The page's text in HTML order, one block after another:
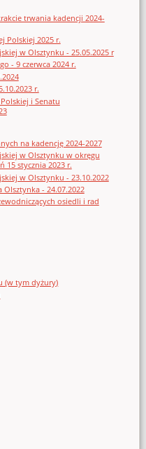
trwania kadencji 2024-
Polskiej 2025 r.
w Olsztynku - 25.05.2025 r
- 9 czerwca 2024 r.
r.
i Senatu
na kadencję 2024-2027
w Olsztynku w okręgu
15 stycznia 2023 r.
w Olsztynku - 23.10.2022
- 24.07.2022
osiedli i rad
(w tym dyżury)